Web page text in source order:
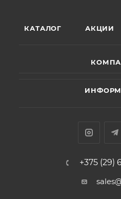
КАТАЛОГ АКЦИИ
+375 (29)